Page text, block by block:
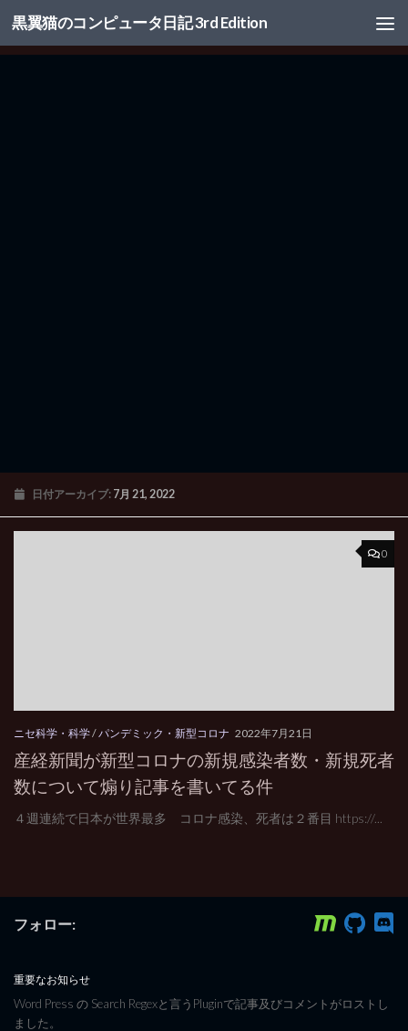
コンテンツへスキップ
黒翼猫のコンピュータ日記 3rd Edition
日付アーカイブ: 7月 21, 2022
0
ニセ科学・科学/パンデミック・新型コロナ 2022年7月21日
産経新聞が新型コロナの新規感染者数・新規死者
数について煽り記事を書いてる件
４週連続で日本が世界最多 コロナ感染、死者は２番目 https://...
フォロー:
重要なお知らせ
Word Press の Search Regexと言うPluginで記事及びコメントがロストし
ました。